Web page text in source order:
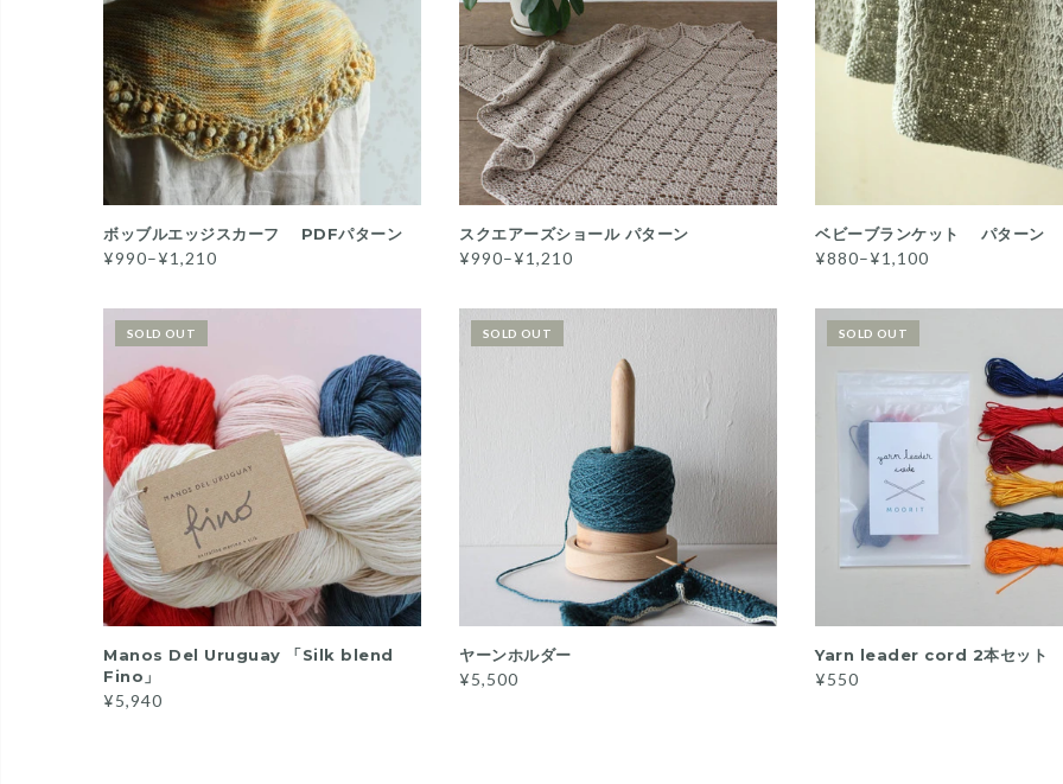
QUICK VIEW
ボッブルエッジスカーフ PDFパターン
¥990–¥1,210
QUICK VIEW
スクエアーズショール パターン
¥990–¥1,210
QUICK VIEW
ベビーブランケット パターン
¥880–¥1,100
SOLD OUT
READ MORE
Manos Del Uruguay 「Silk blend
Fino」
¥5,940
SOLD OUT
ヤーンホルダー
¥5,500
SOLD OUT
READ MORE
Yarn leader cord 2本セット
¥550